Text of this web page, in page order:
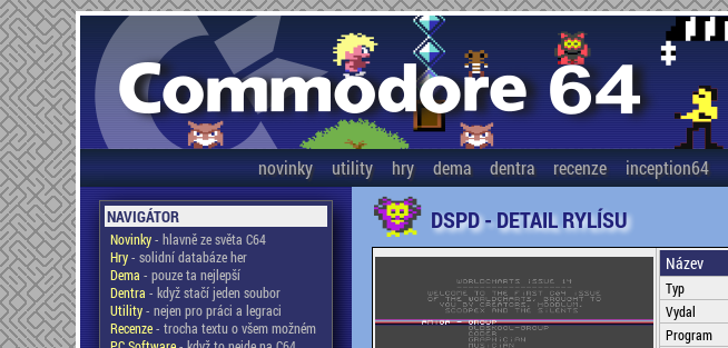
novinky utility hry dema dentra recenze inception64
NAVIGÁTOR
Novinky- hlavně ze světa C64
Hry- solidní databáze her
Dema - pouze ta nejlepší
Dentra - když stačí jeden soubor
Utility- nejen pro práci a legraci
Recenze- trocha textu o všem možném
DSPD - DETAIL RYLÍSU
Název
Typ
Vydal
Program